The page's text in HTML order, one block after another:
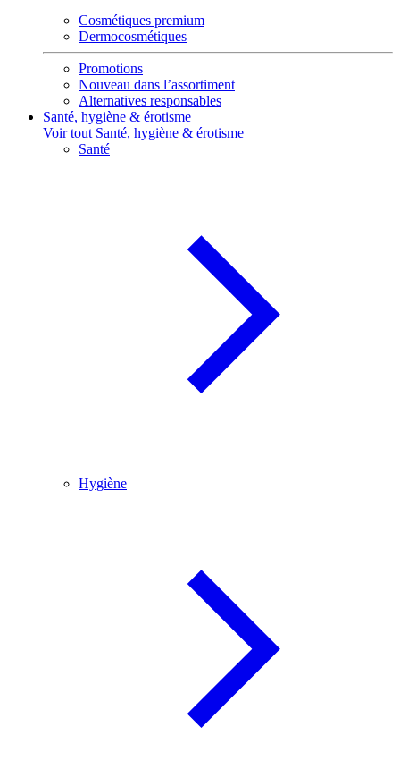
Cosmétiques premium
Dermocosmétiques
Promotions
Nouveau dans l’assortiment
Alternatives responsables
Santé, hygiène & érotisme
Voir tout Santé, hygiène & érotisme
Santé
Hygiène